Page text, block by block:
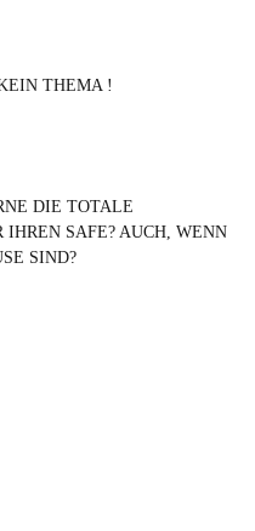
THEMA !
DIE TOTALE
IHREN SAFE? AUCH, WENN
SIND?